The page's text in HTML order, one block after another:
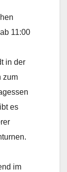
11:00
in der
zum
es
im